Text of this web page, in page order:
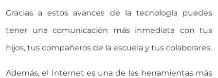
Gracias a estos avances de la tecnología puedes
tener una comunicación más inmediata con tus
hijos, tus compañeros de la escuela y tus colaborares.
Además, el Internet es una de las herramientas más